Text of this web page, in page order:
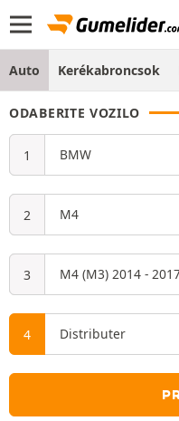
Auto Kerékabroncsok
ODABERITE VOZILO